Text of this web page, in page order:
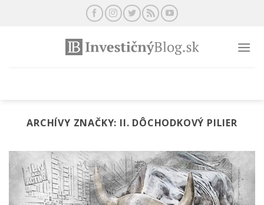
ARCHÍVY ZNAČKY: II. DÔCHODKOVÝ PILIER